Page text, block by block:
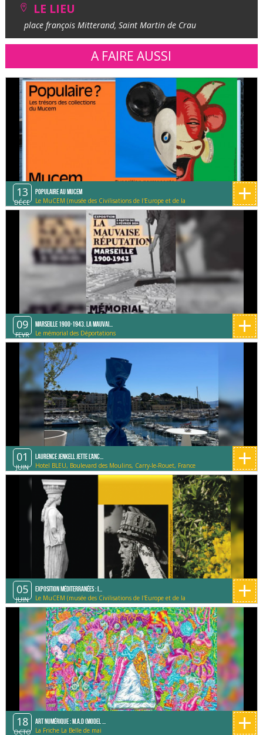
LE LIEU
place françois Mitterand, Saint Martin de Crau
A FAIRE AUSSI
13
DÉCE
Populaire au MUCEM
Le MuCEM (musée des Civilisations de l'Europe et de la
Méditerranée)
+
09
FEVR
Marseille 1900-1943. La mauvai...
Le mémorial des Déportations +
01
JUIN
Laurence Jenkell jette l’anc...
Hotel BLEU, Boulevard des Moulins, Carry-le-Rouet, France +
05
JUIN
Exposition Méditerranées : I...
Le MuCEM (musée des Civilisations de l'Europe et de la
Méditerranée)
+
18
OCTO
Art Numérique : M.A.D (Model ...
La Friche La Belle de mai +